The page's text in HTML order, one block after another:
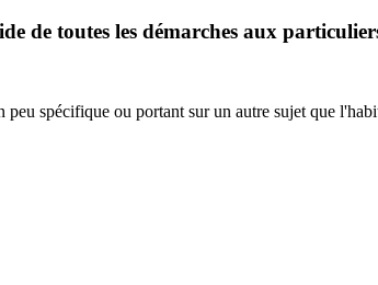
de toutes les démarches aux
spécifique ou portant sur un autre sujet que